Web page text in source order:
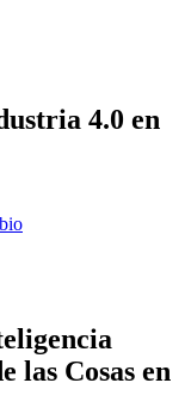
4.0 en
las Cosas en